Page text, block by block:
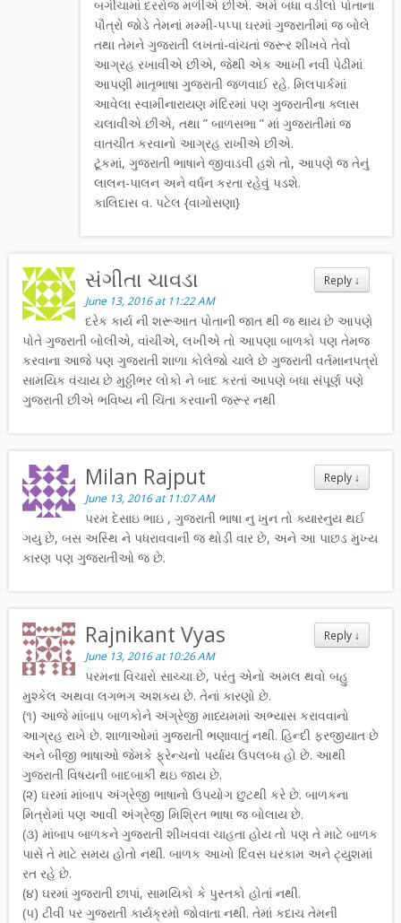
બગીચામાં દરરોજ મળીએ છીએ. અમે બધા વડીલો પોતાના
પૌત્રો જોડે તેમનાં મમ્મી-પપ્પા ઘરમાં ગુજરાતીમાં જ બોલે
તથા તેમને ગુજરાતી લખતાં-વાંચતાં જરૂર શીખવે તેવો
આગ્રહ રખાવીએ છીએ, જેથી એક આખી નવી પેઢીમાં
આપણી માતૃભાષા ગુજરાતી જળવાઈ રહે. મિલપાર્કમાં
આવેલા સ્વામીનારાયણ મંદિરમાં પણ ગુજરાતીના ક્લાસ
ચલાવીએ છીએ, તથા ” બાળસભા ” માં ગુજરાતીમાં જ
વાતચીત કરવાનો આગ્રહ રાખીએ છીએ.
ટૂંકમાં, ગુજરાતી ભાષાને જીવાડવી હશે તો, આપણે જ તેનું
લાલન-પાલન અને વર્ધન કરતા રહેવું પડશે.
કાલિદાસ વ. પટેલ {વાગોસણા}
Reply ↓
સંગીતા ચાવડા
June 13, 2016 at 11:22 AM
દરેક કાર્ય ની શરૂઆત પોતાની જાત થી જ થાય છે આપણે
પોતે ગુજરાતી બોલીએ, વાંચીએ, લખીએ તો આપણા બાળકો પણ તેમજ
કરવાના આજે પણ ગુજરાતી શાળા કોલેજો ચાલે છે ગુજરાતી વર્તમાનપત્રો
સામયિક વંચાય છે મુઠ્ઠીભર લોકો ને બાદ કરતાં આપણે બધા સંપૂર્ણ પણે
ગુજરાતી છીએ ભવિષ્ય ની ચિંતા કરવાની જરૂર નથી
Reply ↓
Milan Rajput
June 13, 2016 at 11:07 AM
પરમ દેસાઇ ભાઇ , ગુજરાતી ભાષા નુ ખુન તો ક્યારનુય થઈ
ગયુ છે, બસ અસ્થિ ને પધરાવવાની જ થોડી વાર છે, અને આ પાછડ મુખ્ય
કારણ પણ ગુજરાતીઓ જ છે.
Reply ↓
Rajnikant Vyas
June 13, 2016 at 10:26 AM
પરમના વિચારો સાચ્ચા છે, પરંતુ એનો અમલ થવો બહુ
મુશ્કેલ અથવા લગભગ અશક્ય છે. તેનાં કારણો છે.
(૧) આજે માંબાપ બાળકોને અંગ્રેજી માધ્યમમાં અભ્યાસ કરાવવાનો
આગ્રહ રાખે છે. શાળાઓમાં ગુજરાતી ભણાવાતું નથી. હિન્દી ફરજીયાત છે
અને બીજી ભાષાઓ જેમકે ફ્રેન્ચનો પર્યાય ઉપલબ્ધ હો છે. આથી
ગુજરાતી વિષયની બાદબાકી થઇ જાય છે.
(૨) ઘરમાં માંબાપ અંગ્રેજી ભાષાનો ઉપયોગ છુટથી કરે છે. બાળકના
મિત્રોમાં પણ આવી અંગ્રેજી મિશ્રિત ભાષા જ બોલાય છે.
(૩) માંબાપ બાળકને ગુજરાતી શીખવવા ચાહતા હોય તો પણ તે માટે બાળક
પાસે તે માટે સમય હોતો નથી. બાળક આખો દિવસ ઘરકામ અને ટ્યુશમાં
રત રહે છે.
(૪) ઘરમાં ગુજરાતી છાપાં, સામયિકો કે પુસ્તકો હોતાં નથી.
(૫) ટીવી પર ગુજરાતી કાર્યક્રમો જોવાતા નથી. તેમાં કદાચ તેમની